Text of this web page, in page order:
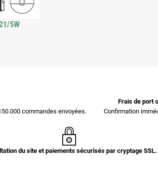
5W
commandes envoyées.
Frais de port
Confirmation
du site et paiements sécurisés par cryptage SSL.